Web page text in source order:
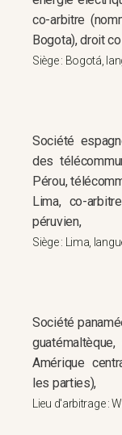
co-arbitre
Bogota), droit
Siège : Bogotá,
Société
des
Pérou,
Lima, co-
péruvien,
Siège : Lima,
Société
Amérique
les parties),
Lieu d'arbitrage :